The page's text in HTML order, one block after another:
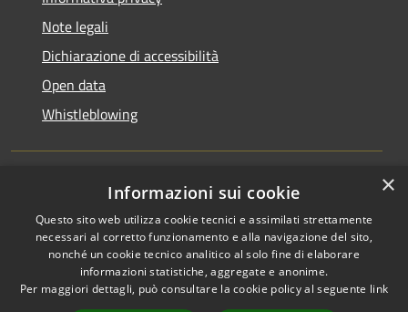
Note legali
Dichiarazione di accessibilità
Open data
Whistleblowing
Accessibilità
Privacy
Mappa del sito
Pieve Emanuele • Powered by
Municipium•Accesso
redazione
×
Informazioni sui cookie
Questo sito web utilizza cookie tecnici e assimilati strettamente
necessari al corretto funzionamento e alla navigazione del sito,
nonché un cookie tecnico analitico al solo fine di elaborare
informazioni statistiche, aggregate e anonime.
Per maggiori dettagli, può consultare la cookie policy al seguente link